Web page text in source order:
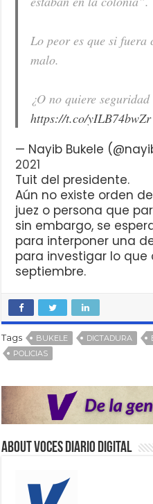
Lo peor es que si
malo.
¿O no quiere
https://t.co/yILB74bwZr
— Nayib Bukele
2021
Tuit del presidente.
Aún no existe orden
juez o persona que
sin embargo, se
para interponer una
para investigar lo que
septiembre.
Tags BUKELE DICTADURA
POLICIAS
About VOCES Diario digital